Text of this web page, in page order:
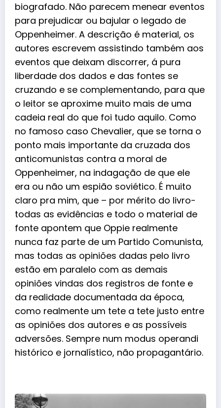
biografado. Não parecem menear eventos
para prejudicar ou bajular o legado de
Oppenheimer. A descrição é material, os
autores escrevem assistindo também aos
eventos que deixam discorrer, á pura
liberdade dos dados e das fontes se
cruzando e se complementando, para que
o leitor se aproxime muito mais de uma
cadeia real do que foi tudo aquilo. Como
no famoso caso Chevalier, que se torna o
ponto mais importante da cruzada dos
anticomunistas contra a moral de
Oppenheimer, na indagação de que ele
era ou não um espião soviético. É muito
claro pra mim, que – por mérito do livro-
todas as evidências e todo o material de
fonte apontem que Oppie realmente
nunca faz parte de um Partido Comunista,
mas todas as opiniões dadas pelo livro
estão em paralelo com as demais
opiniões vindas dos registros de fonte e
da realidade documentada da época,
como realmente um tete a tete justo entre
as opiniões dos autores e as possíveis
adversões. Sempre num modus operandi
histórico e jornalístico, não propagantário.